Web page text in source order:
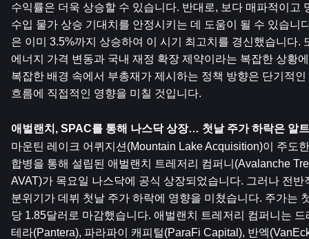
수익률은 더욱 상승할 수 있습니다. 반대로, 보다 매파적이고
수입 물가 상승 기대치를 안정시키는 데 도움이 될 수 있습니
은 이미 3.5%까지 상승하여 이 시기 최고치를 경신했습니다.
에너지 가격 변동과 국내 재정 확장 제약이라는 복잡한 상황
복잡한 배경 속에서 부총재가 제시하는 정책 방향은 단기적
흐름에 직접적인 영향을 미칠 것입니다.
애벌랜치, SPAC를 통해 나스닥 상장… 첫날 주가 하락은 알
마운틴 레이크 어퀴지션(Mountain Lake Acquisition)이 주도
합병을 통해 설립된 애벌랜치 트레저리 컴퍼니(Avalanche
AVAT)가 목요일 나스닥에 공식 상장되었습니다. 그러나 전
분위기가 데뷔 첫날 주가 하락에 영향을 미쳤습니다. 주가는
당 1.85달러로 마감했습니다. 애벌랜치 트레저리 컴퍼니는
테라(Pantera), 파라파이 캐피털(ParaFi Capital), 반엑